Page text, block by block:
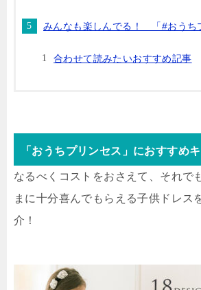
みんなも楽しんでる！ 「#おうち
合わせて読みたいおすすめ記事
「おうちプリンセス」におすすめ
なるべくコストをおさえて、それで
まに十分喜んでもらえる子供ドレス
介！